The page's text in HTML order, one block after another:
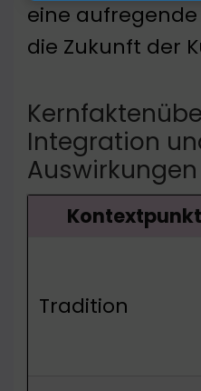
eine
die Zukunft der
Integration
Auswirkungen
Kontextpunkt
Tradition